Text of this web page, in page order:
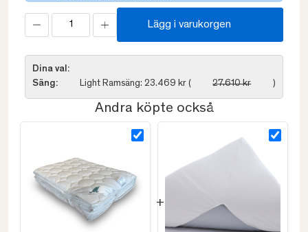
Lägg i varukorgen
Dina val:
Säng:
Light Ramsäng: 23.469 kr ( 27.610 kr )
Andra köpte också